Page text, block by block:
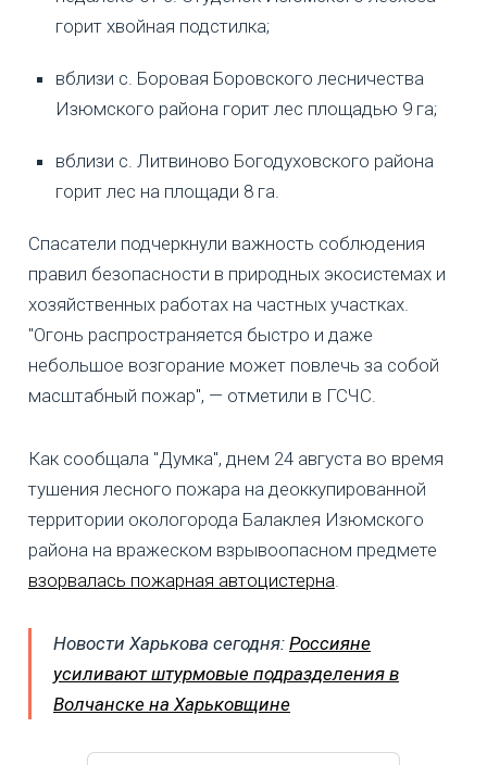
горит хвойная подстилка;
вблизи с. Боровая Боровского лесничества
Изюмского района горит лес площадью 9 га;
вблизи с. Литвиново Богодуховского района
горит лес на площади 8 га.
Спасатели подчеркнули важность соблюдения
правил безопасности в природных экосистемах и
хозяйственных работах на частных участках.
"Огонь распространяется быстро и даже
небольшое возгорание может повлечь за собой
масштабный пожар", — отметили в ГСЧС.
Как сообщала "Думка", днем 24 августа во время
тушения лесного пожара на деоккупированной
территории окологорода Балаклея Изюмского
района на вражеском взрывоопасном предмете
взорвалась пожарная автоцистерна.
Новости Харькова сегодня: Россияне
усиливают штурмовые подразделения в
Волчанске на Харьковщине